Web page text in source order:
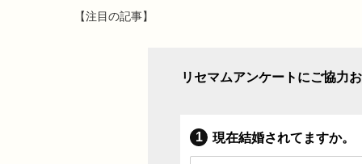
【注目の記事】
リセマムアンケートにご協力
現在結婚されてますか。